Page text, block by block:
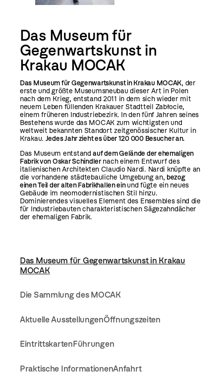
Das Museum für
Gegenwartskunst in
Krakau MOCAK
Das Museum für Gegenwartskunst in Krakau MOCAK, der
erste und größte Museumsneubau dieser Art in Polen
nach dem Krieg, entstand 2011 in dem sich wieder mit
neuem Leben füllenden Krakauer Stadtteil Zabłocie,
einem früheren Industriebezirk. In den fünf Jahren seines
Bestehens wurde das MOCAK zum wichtigsten und
weltweit bekannten Standort zeitgenössischer Kultur in
Krakau. Jedes Jahr zieht es über 120 000 Besucher an.
Das Museum entstandauf dem Gelände der ehemaligen
Fabrik von Oskar Schindlernach einem Entwurf des
italienischen Architekten Claudio Nardi. Nardi knüpfte an
die vorhandene städtebauliche Umgebung an, bezog
einen Teil der alten Fabrikhallen einund fügte ein neues
Gebäude im neomodernistischen Stil hinzu.
Dominierendes visuelles Element des Ensembles sind die
für Industriebauten charakteristischen Sägezahndächer
der ehemaligen Fabrik.
Das Museum für Gegenwartskunst in Krakau
MOCAK
Die Sammlung des MOCAK
Aktuelle AusstellungenÖffnungszeiten
EintrittskartenFührungen
Praktische InformationenAnfahrt